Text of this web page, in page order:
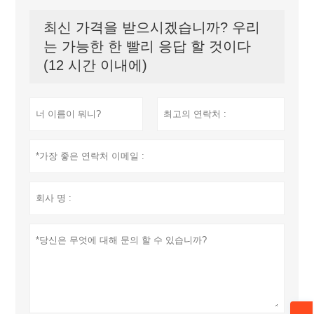
최신 가격을 받으시겠습니까? 우리
는 가능한 한 빨리 응답 할 것이다
(12 시간 이내에)